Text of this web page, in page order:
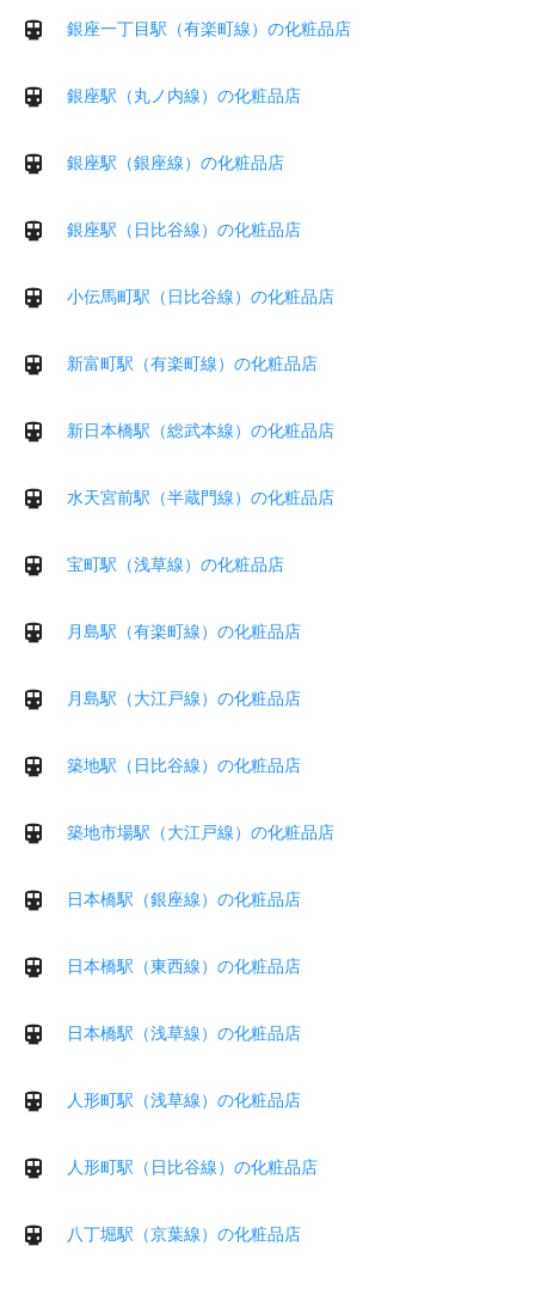
銀座一丁目駅（有楽町線）の化粧品店
銀座駅（丸ノ内線）の化粧品店
銀座駅（銀座線）の化粧品店
銀座駅（日比谷線）の化粧品店
小伝馬町駅（日比谷線）の化粧品店
新富町駅（有楽町線）の化粧品店
新日本橋駅（総武本線）の化粧品店
水天宮前駅（半蔵門線）の化粧品店
宝町駅（浅草線）の化粧品店
月島駅（有楽町線）の化粧品店
月島駅（大江戸線）の化粧品店
築地駅（日比谷線）の化粧品店
築地市場駅（大江戸線）の化粧品店
日本橋駅（銀座線）の化粧品店
日本橋駅（東西線）の化粧品店
日本橋駅（浅草線）の化粧品店
人形町駅（浅草線）の化粧品店
人形町駅（日比谷線）の化粧品店
八丁堀駅（京葉線）の化粧品店